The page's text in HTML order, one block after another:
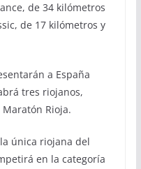
de 34 kilómetros
de 17 kilómetros y
a España
tres riojanos,
Rioja.
única riojana del
en la categoría